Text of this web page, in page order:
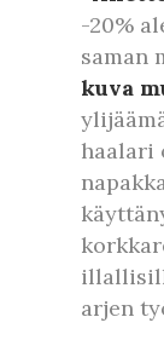
-20%
saman
kuva
haalari
arjen